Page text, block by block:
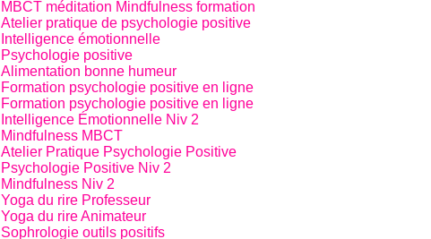
MBCT méditation Mindfulness formation
Atelier pratique de psychologie positive
Intelligence émotionnelle
Psychologie positive
Alimentation bonne humeur
Formation psychologie positive en ligne
Formation psychologie positive en ligne
Intelligence Émotionnelle Niv 2
Mindfulness MBCT
Atelier Pratique Psychologie Positive
Psychologie Positive Niv 2
Mindfulness Niv 2
Yoga du rire Professeur
Yoga du rire Animateur
Sophrologie outils positifs